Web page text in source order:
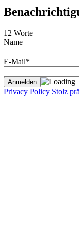
12 Worte
Name
E-Mail*
Privacy Policy Stolz